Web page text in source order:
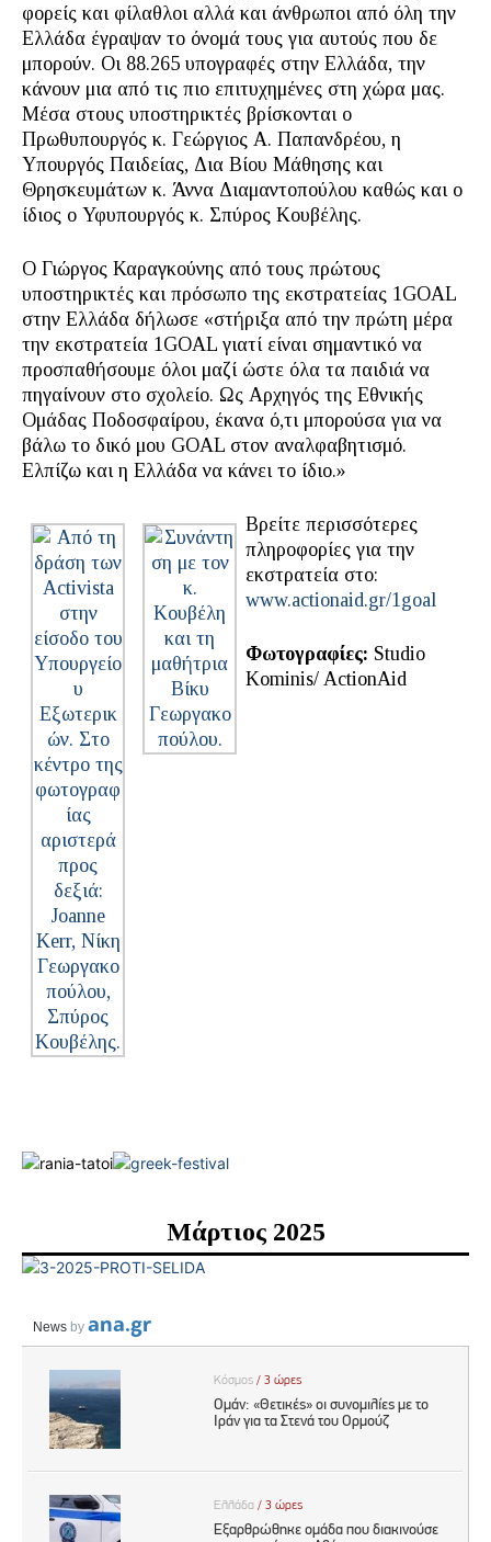
φορείς και φίλαθλοι αλλά και άνθρωποι από όλη την
Ελλάδα έγραψαν το όνομά τους για αυτούς που δε
μπορούν. Οι 88.265 υπογραφές στην Ελλάδα, την
κάνουν μια από τις πιο επιτυχημένες στη χώρα μας.
Μέσα στους υποστηρικτές βρίσκονται ο
Πρωθυπουργός κ. Γεώργιος Α. Παπανδρέου, η
Υπουργός Παιδείας, Δια Βίου Μάθησης και
Θρησκευμάτων κ. Άννα Διαμαντοπούλου καθώς και ο
ίδιος ο Υφυπουργός κ. Σπύρος Κουβέλης.
Ο Γιώργος Καραγκούνης από τους πρώτους
υποστηρικτές και πρόσωπο της εκστρατείας 1GOAL
στην Ελλάδα δήλωσε «στήριξα από την πρώτη μέρα
την εκστρατεία 1GOAL γιατί είναι σημαντικό να
προσπαθήσουμε όλοι μαζί ώστε όλα τα παιδιά να
πηγαίνουν στο σχολείο. Ως Αρχηγός της Εθνικής
Ομάδας Ποδοσφαίρου, έκανα ό,τι μπορούσα για να
βάλω το δικό μου GOAL στον αναλφαβητισμό.
Ελπίζω και η Ελλάδα να κάνει το ίδιο.»
Βρείτε περισσότερες
πληροφορίες για την
εκστρατεία στο:
www.actionaid.gr/1goal
Φωτογραφίες: Studio
Kominis/ ActionAid
Μάρτιος 2025